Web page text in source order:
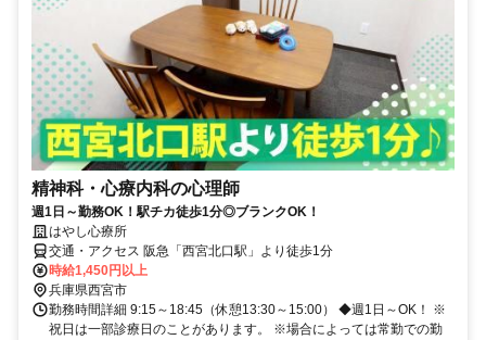
精神科・心療内科の心理師
週1日～勤務OK！駅チカ徒歩1分◎ブランクOK！
はやし心療所
交通・アクセス 阪急「西宮北口駅」より徒歩1分
時給1,450円以上
兵庫県西宮市
勤務時間詳細 9:15～18:45（休憩13:30～15:00） ◆週1日～OK！ ※
祝日は一部診療日のことがあります。 ※場合によっては常勤での勤